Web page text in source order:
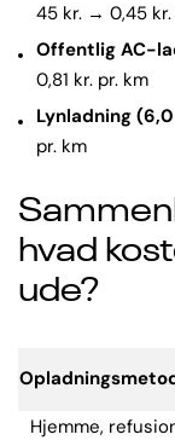
45 kr. → 0,45 kr.
Offentlig AC-
0,81 kr. pr. km
Lynladning
pr. km
hvad
ude?
Hjemme,